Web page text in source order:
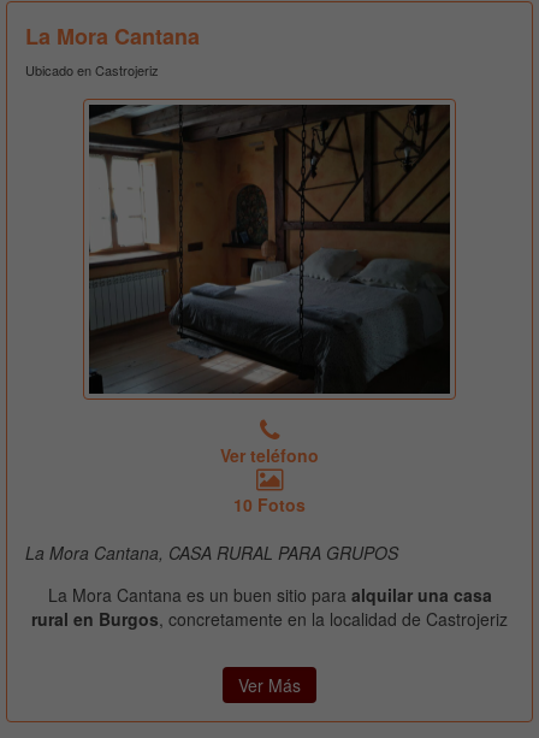
La Mora Cantana
Ubicado en Castrojeriz
Ver teléfono
10 Fotos
La Mora Cantana, CASA RURAL PARA GRUPOS
La Mora Cantana es un buen sitio para alquilar una casa
rural en Burgos, concretamente en la localidad de Castrojeriz
Ver Más